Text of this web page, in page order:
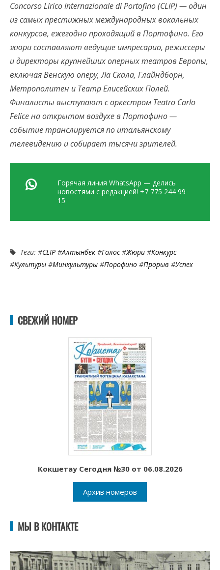
Concorso Lirico Internazionale di Portofino (CLIP) — один
из самых престижных международных вокальных
конкурсов, ежегодно проходящий в Портофино. Его
жюри составляют ведущие импресарио, режиссеры
и директоры крупнейших оперных театров Европы,
включая Венскую оперу, Ла Скала, Глайндборн,
Метрополитен и Театр Елисейских Полей.
Финалисты выступают с оркестром Teatro Carlo
Felice на открытом воздухе в Портофино —
событие транслируется по итальянскому
телевидению и собирает тысячи зрителей.
Горячая линия WhatsApp — делись
новостями с редакцией! +7 775 244 99
15
Теги: #CLIP #Алтынбек #Голос#Жюри #Конкурс
#Культуры #Минкультуры #Порофино #Прорыв #Успех
СВЕЖИЙ НОМЕР
Кокшетау Сегодня №30 от 06.08.2026
Архив номеров
МЫ В КОНТАКТЕ